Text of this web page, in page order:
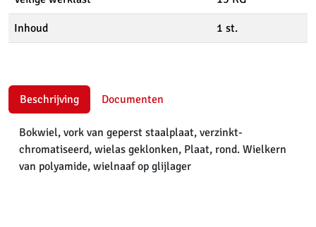
Inhoud 1 st.
Beschrijving Documenten
Bokwiel, vork van geperst staalplaat, verzinkt-
chromatiseerd, wielas geklonken, Plaat, rond. Wielkern
van polyamide, wielnaaf op glijlager